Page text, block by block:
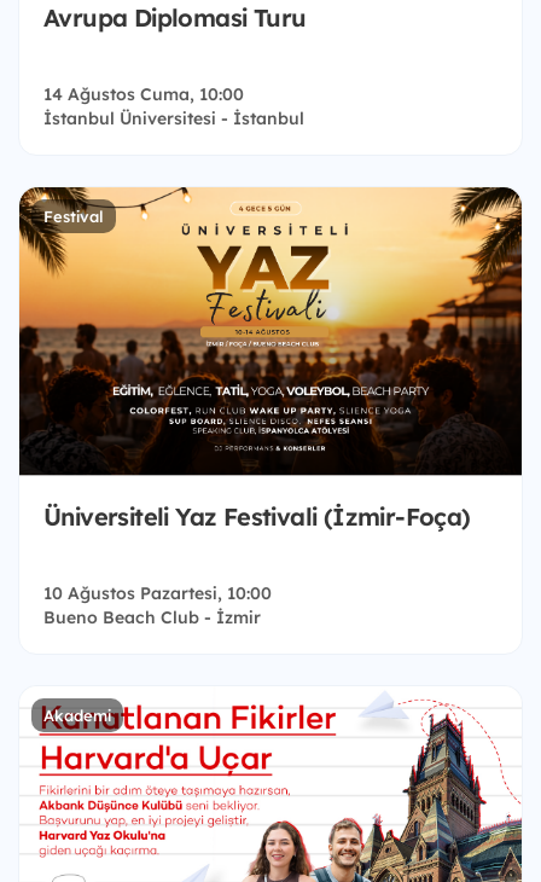
Avrupa Diplomasi Turu
14 Ağustos Cuma, 10:00
İstanbul Üniversitesi - İstanbul
Festival
Üniversiteli Yaz Festivali (İzmir-Foça)
10 Ağustos Pazartesi, 10:00
Bueno Beach Club - İzmir
Akademi